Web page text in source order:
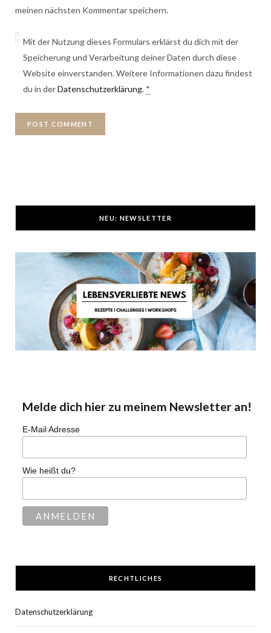
meinen nächsten Kommentar speichern.
Mit der Nutzung dieses Formulars erklärst du dich mit der
Speicherung und Verarbeitung deiner Daten durch diese
Website einverstanden. Weitere Informationen dazu findest
du in derDatenschutzerklärung. *
NEU: NEWSLETTER
Melde dich hier zu meinem Newsletter an!
E-Mail Adresse
Wie heißt du?
RECHTLICHES
Datenschutzerklärung